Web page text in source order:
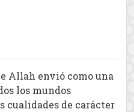
Allah envió como una
los mundos
cualidades de carácter